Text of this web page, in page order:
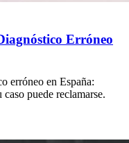
Erróneo
erróneo en España:
puede reclamarse.